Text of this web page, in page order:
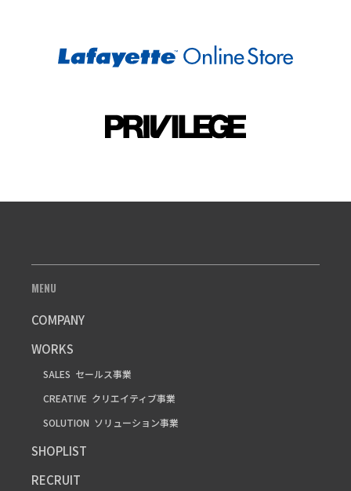
MENU
COMPANY
WORKS
SALES セールス事業
CREATIVE クリエイティブ事業
SOLUTION ソリューション事業
SHOPLIST
RECRUIT